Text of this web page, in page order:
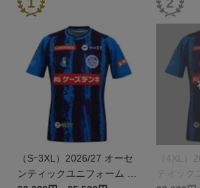
（Sｰ3XL）2026/27 オーセ
ンティックユニフォーム F
（4XL）
ティック